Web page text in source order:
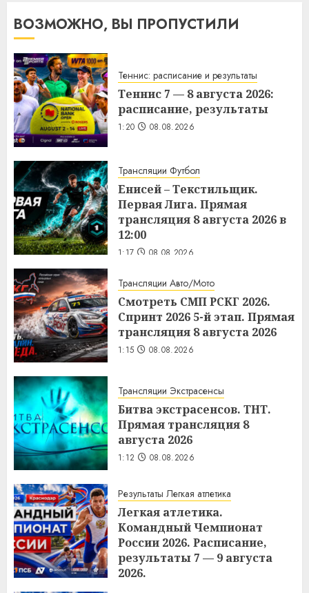
ВОЗМОЖНО, ВЫ ПРОПУСТИЛИ
Теннис: расписание и результаты
Теннис 7 — 8 августа 2026:
расписание, результаты
1:20 08.08.2026
Трансляции Футбол
Енисей – Текстильщик.
Первая Лига. Прямая
трансляция 8 августа 2026 в
12:00
1:17 08.08.2026
Трансляции Авто/Мото
Смотреть СМП РСКГ 2026.
Спринт 2026 5-й этап. Прямая
трансляция 8 августа 2026
1:15 08.08.2026
Трансляции Экстрасенсы
Битва экстрасенсов. ТНТ.
Прямая трансляция 8
августа 2026
1:12 08.08.2026
Результаты Легкая атлетика
Легкая атлетика.
Командный Чемпионат
России 2026. Расписание,
результаты 7 — 9 августа
2026.